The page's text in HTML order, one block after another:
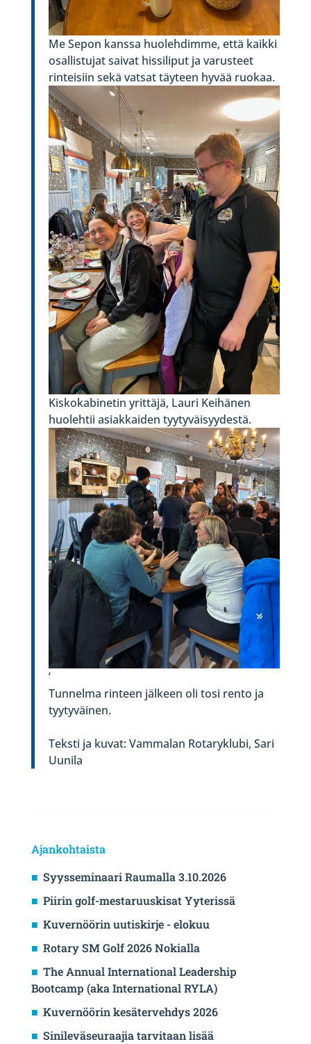
Me Sepon kanssa huolehdimme, että kaikki
osallistujat saivat hissiliput ja varusteet
rinteisiin sekä vatsat täyteen hyvää ruokaa.
Kiskokabinetin yrittäjä, Lauri Keihänen
huolehtii asiakkaiden tyytyväisyydestä.
’
Tunnelma rinteen jälkeen oli tosi rento ja
tyytyväinen.
Teksti ja kuvat: Vammalan Rotaryklubi, Sari
Uunila
Ajankohtaista
Syysseminaari Raumalla 3.10.2026
Piirin golf-mestaruuskisat Yyterissä
Kuvernöörin uutiskirje - elokuu
Rotary SM Golf 2026 Nokialla
The Annual International Leadership
Bootcamp (aka International RYLA)
Kuvernöörin kesätervehdys 2026
Sinileväseuraajia tarvitaan lisää